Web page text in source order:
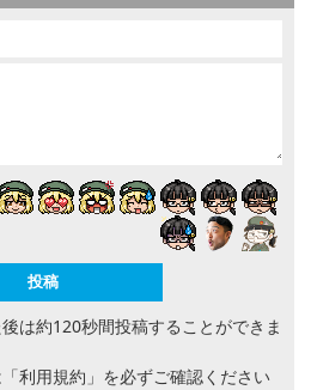
は約120秒間投稿することができま
「利用規約」 を必ずご確認ください